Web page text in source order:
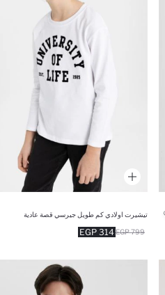
تيشيرت اولادي كم طويل جيرسي قصة عادية
314 EGP 799 EGP